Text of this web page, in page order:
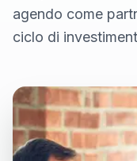
agendo come
ciclo di